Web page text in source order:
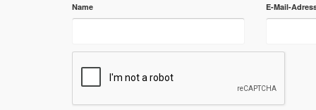
Name E-Mail-